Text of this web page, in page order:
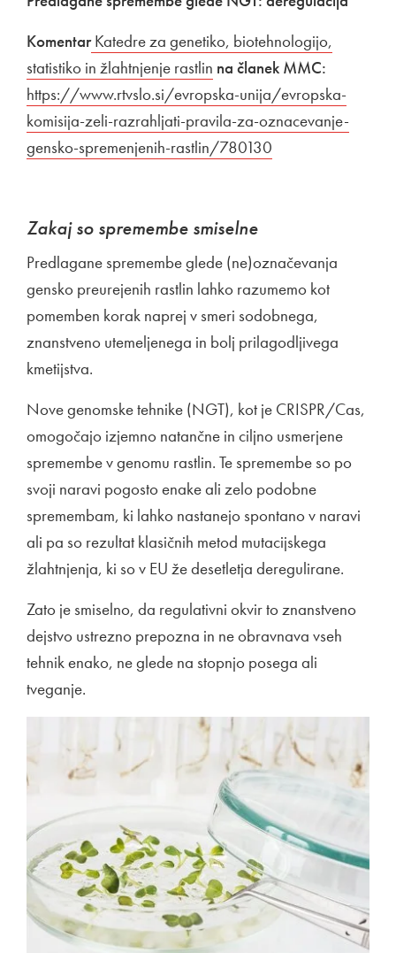
KomentarZunanja povezava na
Katedre za genetiko, biotehnologijo,
statistiko in žlahtnjenje rastlin Odpira se v novem oknu
na članek MMC:
https://www.rtvslo.si/evropska-unija/evropska-
komisija-zeli-razrahljati-pravila-za-oznacevanje-
gensko-spremenjenih-rastlin/780130
Zakaj so spremembe smiselne
Predlagane spremembe glede (ne)označevanja
gensko preurejenih rastlin lahko razumemo kot
pomemben korak naprej v smeri sodobnega,
znanstveno utemeljenega in bolj prilagodljivega
kmetijstva.
Nove genomske tehnike (NGT), kot je CRISPR/Cas,
omogočajo izjemno natančne in ciljno usmerjene
spremembe v genomu rastlin. Te spremembe so po
svoji naravi pogosto enake ali zelo podobne
spremembam, ki lahko nastanejo spontano v naravi
ali pa so rezultat klasičnih metod mutacijskega
žlahtnjenja, ki so v EU že desetletja deregulirane.
Zato je smiselno, da regulativni okvir to znanstveno
dejstvo ustrezno prepozna in ne obravnava vseh
tehnik enako, ne glede na stopnjo posega ali
tveganje.